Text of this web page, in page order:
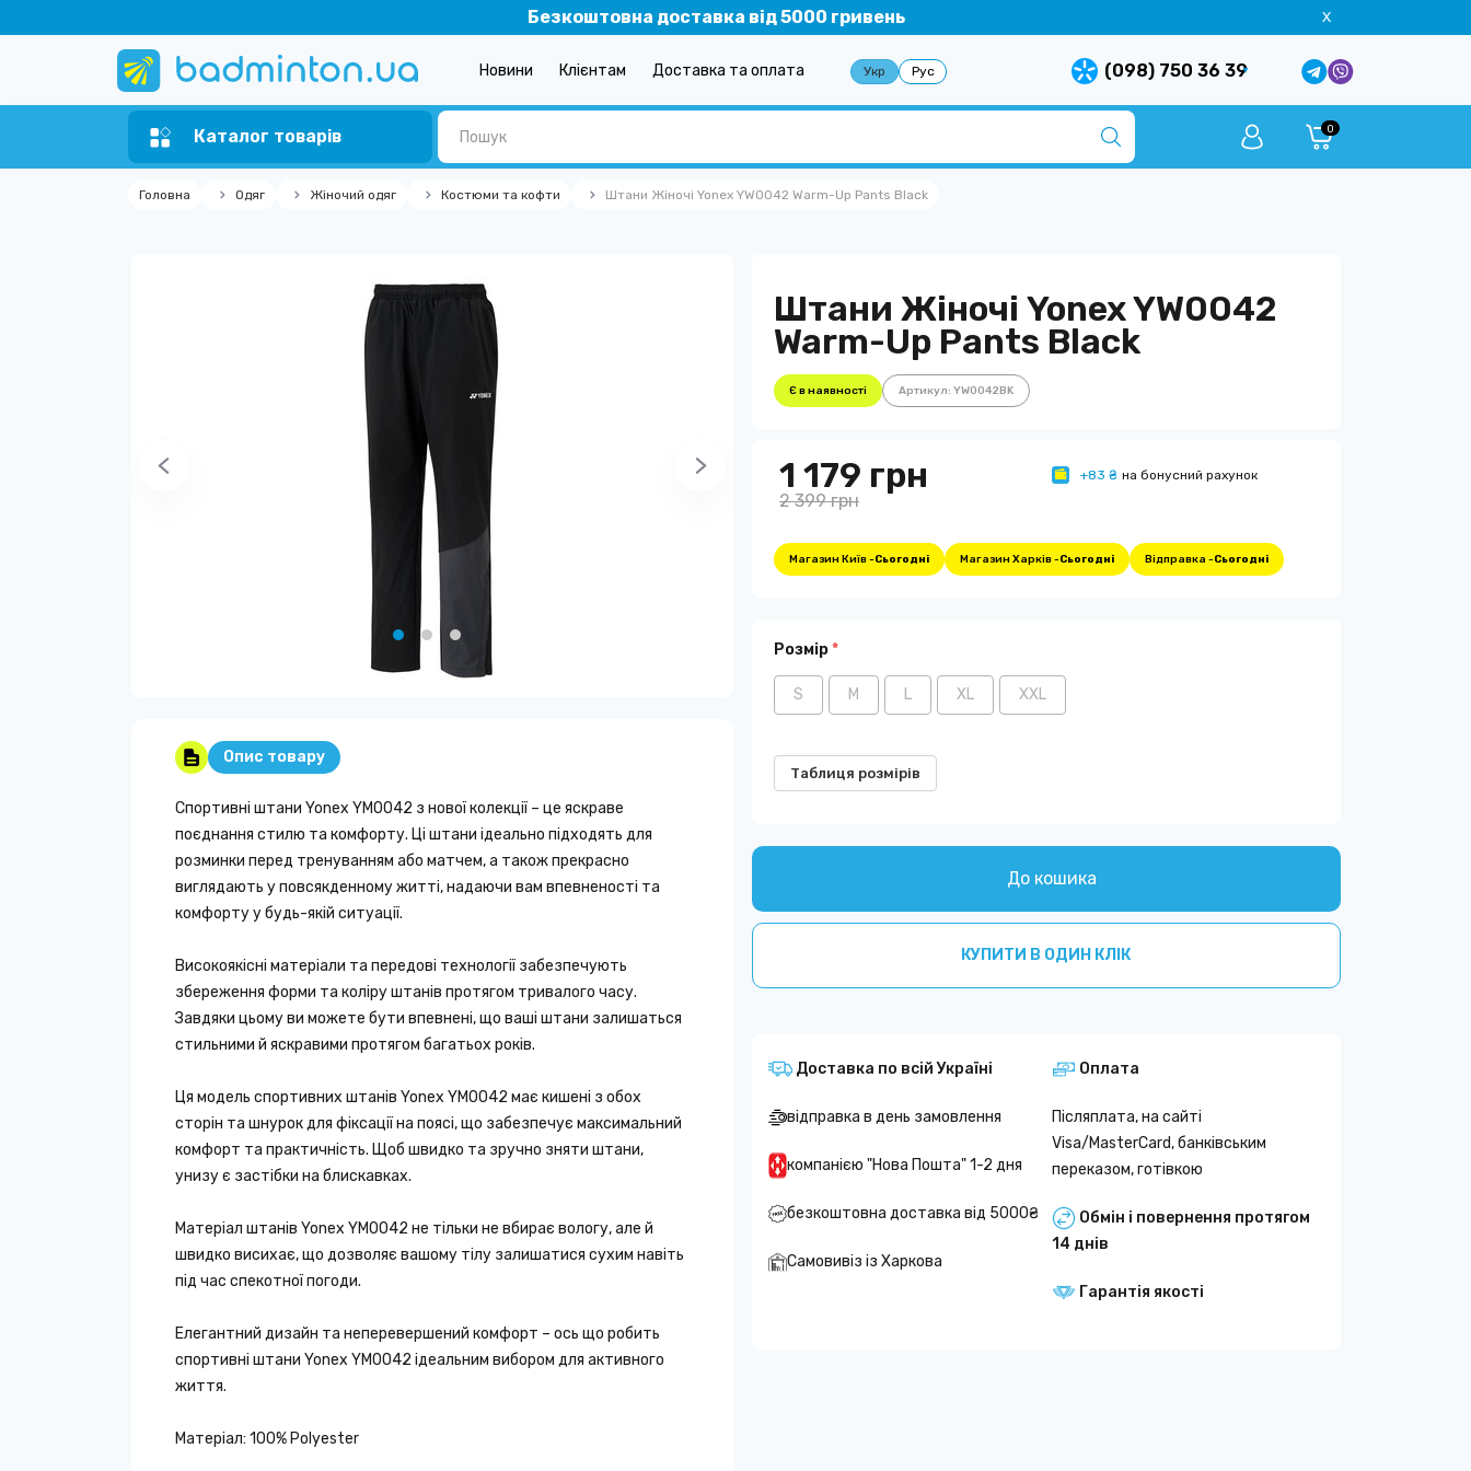
Безкоштовна доставка від 5000 гривень X
Новини Клієнтам Доставка та оплата Укр Рус (098) 750 36 39
Каталог товарів 0
Головна Одяг Жіночий одяг Костюми та кофти Штани Жіночі Yonex YW0042 Warm-Up Pants Black
Опис товару
Спортивні штани Yonex YM0042 з нової колекції – це яскраве
поєднання стилю та комфорту. Ці штани ідеально підходять для
розминки перед тренуванням або матчем, а також прекрасно
виглядають у повсякденному житті, надаючи вам впевненості та
комфорту у будь-якій ситуації.
Високоякісні матеріали та передові технології забезпечують
збереження форми та коліру штанів протягом тривалого часу.
Завдяки цьому ви можете бути впевнені, що ваші штани залишаться
стильними й яскравими протягом багатьох років.
Ця модель спортивних штанів Yonex YM0042 має кишені з обох
сторін та шнурок для фіксації на поясі, що забезпечує максимальний
комфорт та практичність. Щоб швидко та зручно зняти штани,
унизу є застібки на блискавках.
Матеріал штанів Yonex YM0042 не тільки не вбирає вологу, але й
швидко висихає, що дозволяє вашому тілу залишатися сухим навіть
під час спекотної погоди.
Елегантний дизайн та неперевершений комфорт – ось що робить
спортивні штани Yonex YM0042 ідеальним вибором для активного
життя.
Матеріал: 100% Polyester
Штани Жіночі Yonex YW0042
Warm-Up Pants Black
Є в наявності Артикул: YW0042BK
1 179 грн
2 399 грн
+83 ₴ на бонусний рахунок
Магазин Київ -Сьогодні Магазин Харків -Сьогодні Відправка -Сьогодні
Розмір*
S M L XL XXL
Таблиця розмірів
До кошика
КУПИТИ В ОДИН КЛІК
Доставка по всій Україні
відправка в день замовлення
компанією "Нова Пошта" 1-2 дня
безкоштовна доставка від 5000₴
Самовивіз із Харкова
Оплата
Післяплата, на сайті
Visa/MasterCard, банківським
переказом, готівкою
Обмін і повернення протягом
14 днів
Гарантія якості